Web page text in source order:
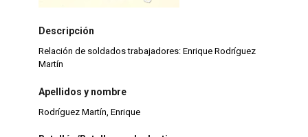
Descripción
Relación de soldados trabajadores: Enrique Rodríguez
Martín
Apellidos y nombre
Rodríguez Martín, Enrique